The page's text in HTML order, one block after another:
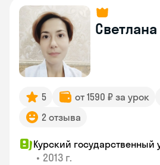
Светлана
5 от 1590 ₽ за урок
2 отзыва
Курский государственный
• 2013 г.